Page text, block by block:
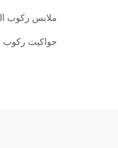
ملابس ركوب
جواكيت ركوب